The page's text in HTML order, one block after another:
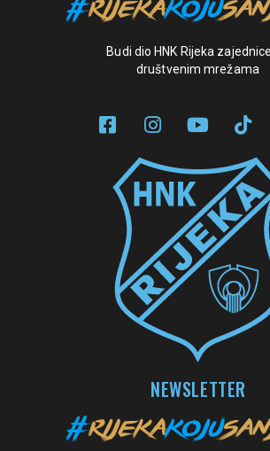
Budi dio HNK Rijeka
društvenim mrežama
NEWSLETTER